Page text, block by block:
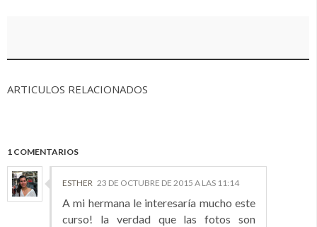
ARTICULOS RELACIONADOS
1 COMENTARIOS
ESTHER 23 DE OCTUBRE DE 2015 A LAS 11:14
A mi hermana le interesaría mucho este
curso! la verdad que las fotos son